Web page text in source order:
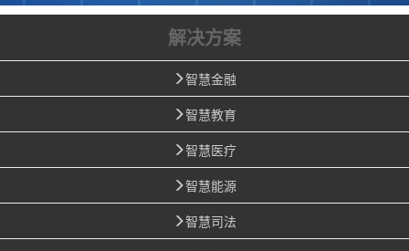
解决方案
智慧金融
智慧教育
智慧医疗
智慧能源
智慧司法